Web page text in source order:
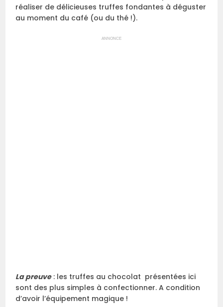
réaliser de délicieuses truffes fondantes à déguster
au moment du café (ou du thé !).
ANNONCE
La preuve: les truffes au chocolat présentées ici
sont des plus simples à confectionner. A condition
d’avoir l’équipement magique !